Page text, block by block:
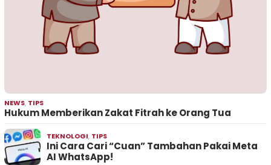
NEWS, TIPS
Hukum Memberikan Zakat Fitrah ke Orang Tua
TEKNOLOGI, TIPS
Ini Cara Cari “Cuan” Tambahan Pakai Meta
AI WhatsApp!